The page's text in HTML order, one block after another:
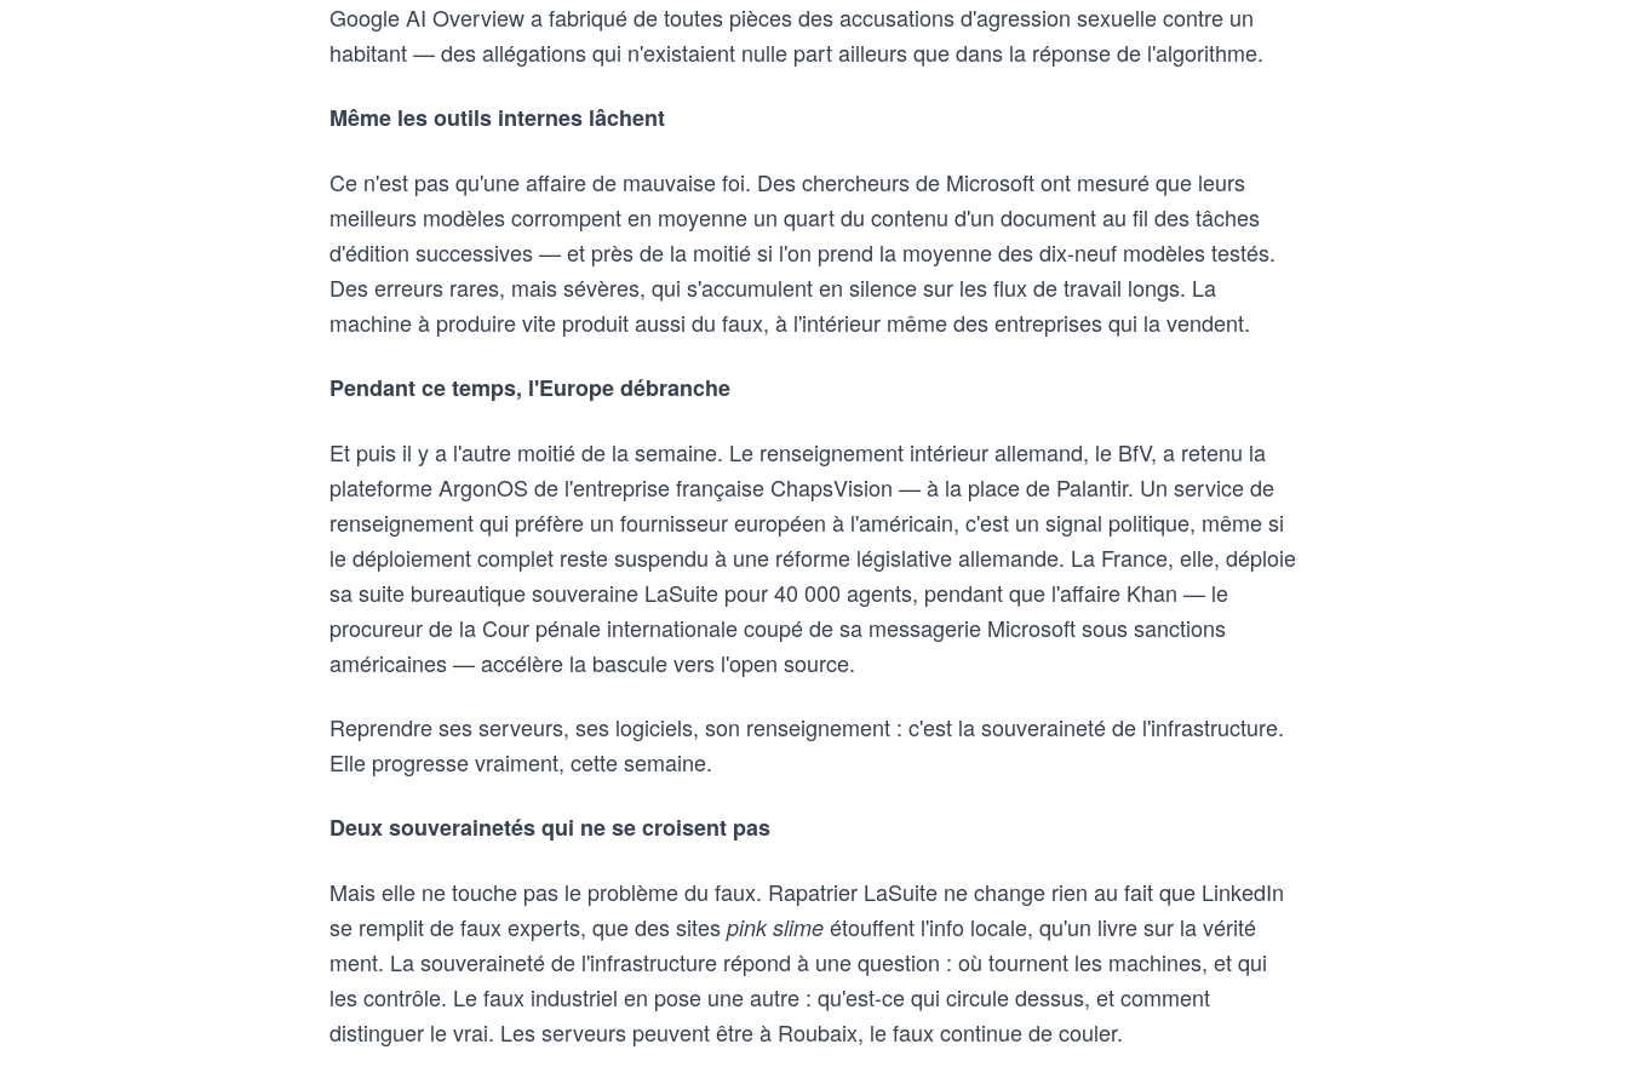
Google AI Overview a fabriqué de toutes pièces des accusations d'agression sexuelle contre un
habitant — des allégations qui n'existaient nulle part ailleurs que dans la réponse de l'algorithme.
Même les outils internes lâchent
Ce n'est pas qu'une affaire de mauvaise foi. Des chercheurs de Microsoft ont mesuré que leurs
meilleurs modèles corrompent en moyenne un quart du contenu d'un document au fil des tâches
d'édition successives — et près de la moitié si l'on prend la moyenne des dix-neuf modèles testés.
Des erreurs rares, mais sévères, qui s'accumulent en silence sur les flux de travail longs. La
machine à produire vite produit aussi du faux, à l'intérieur même des entreprises qui la vendent.
Pendant ce temps, l'Europe débranche
Et puis il y a l'autre moitié de la semaine. Le renseignement intérieur allemand, le BfV, a retenu la
plateforme ArgonOS de l'entreprise française ChapsVision — à la place de Palantir. Un service de
renseignement qui préfère un fournisseur européen à l'américain, c'est un signal politique, même si
le déploiement complet reste suspendu à une réforme législative allemande. La France, elle, déploie
sa suite bureautique souveraine LaSuite pour 40 000 agents, pendant que l'affaire Khan — le
procureur de la Cour pénale internationale coupé de sa messagerie Microsoft sous sanctions
américaines — accélère la bascule vers l'open source.
Reprendre ses serveurs, ses logiciels, son renseignement : c'est la souveraineté de l'infrastructure.
Elle progresse vraiment, cette semaine.
Deux souverainetés qui ne se croisent pas
Mais elle ne touche pas le problème du faux. Rapatrier LaSuite ne change rien au fait que LinkedIn
se remplit de faux experts, que des sites pink slime étouffent l'info locale, qu'un livre sur la vérité
ment. La souveraineté de l'infrastructure répond à une question : où tournent les machines, et qui
les contrôle. Le faux industriel en pose une autre : qu'est-ce qui circule dessus, et comment
distinguer le vrai. Les serveurs peuvent être à Roubaix, le faux continue de couler.